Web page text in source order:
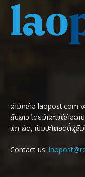
ສຳນັກຂ່າວ laopost.com ຈ
ຄົນລາວ ໂດຍນຳສະເໜີຂ່າວສ
ພັກ-ລັດ, ເປັນປະໂຫຍດຕໍ່ຜູ້ຊົມ
Contact us: